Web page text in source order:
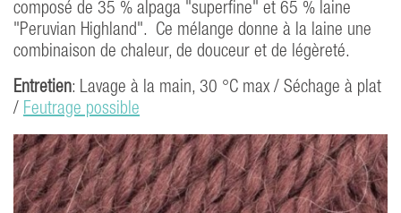
composé de 35 % alpaga "superfine" et 65 % laine
"Peruvian Highland". Ce mélange donne à la laine une
combinaison de chaleur, de douceur et de légèreté.
Entretien: Lavage à la main, 30 °C max / Séchage à plat
/ Feutrage possible